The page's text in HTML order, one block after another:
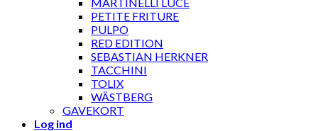
PETITE FRITURE
PULPO
RED EDITION
SEBASTIAN HERKNER
TACCHINI
TOLIX
WÄSTBERG
GAVEKORT
Log ind